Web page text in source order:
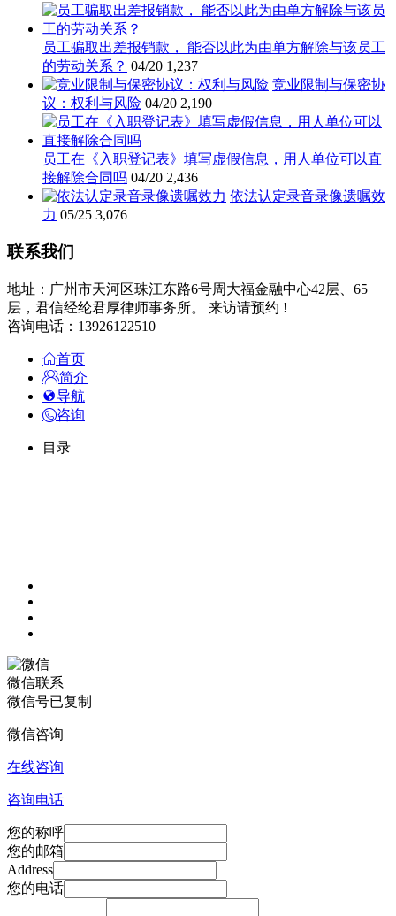
员工骗取出差报销款， 能否以此为由单方解除与该员工
的劳动关系？ 04/20 1,237
竞业限制与保密协
议：权利与风险 04/20 2,190
员工在《入职登记表》填写虚假信息，用人单位可以直
接解除合同吗 04/20 2,436
依法认定录音录像遗嘱效
力 05/25 3,076
联系我们
地址：广州市天河区珠江东路6号周大福金融中心42层、65
层，君信经纶君厚律师事务所。 来访请预约 !
咨询电话：13926122510
首页
简介
导航
咨询
目录
微信联系
微信号已复制
微信咨询
在线咨询
咨询电话
您的称呼
您的邮箱
Address
您的电话